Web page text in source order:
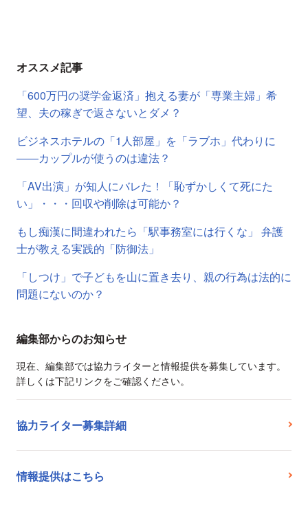
オススメ記事
「600万円の奨学金返済」抱える妻が「専業主婦」希
望、夫の稼ぎで返さないとダメ？
ビジネスホテルの「1人部屋」を「ラブホ」代わりに
――カップルが使うのは違法？
「AV出演」が知人にバレた！「恥ずかしくて死にた
い」・・・回収や削除は可能か？
もし痴漢に間違われたら「駅事務室には行くな」 弁護
士が教える実践的「防御法」
「しつけ」で子どもを山に置き去り、親の行為は法的に
問題にないのか？
編集部からのお知らせ
現在、編集部では協力ライターと情報提供を募集しています。
詳しくは下記リンクをご確認ください。
協力ライター募集詳細
情報提供はこちら